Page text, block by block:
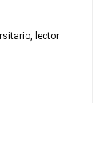
lector